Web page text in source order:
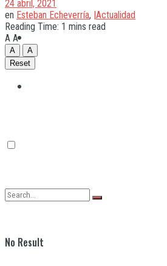
No Result
24 abril, 2021
en Esteban Echeverría, |Actualidad
Reading Time: 1 mins read
A A
A
A
Reset